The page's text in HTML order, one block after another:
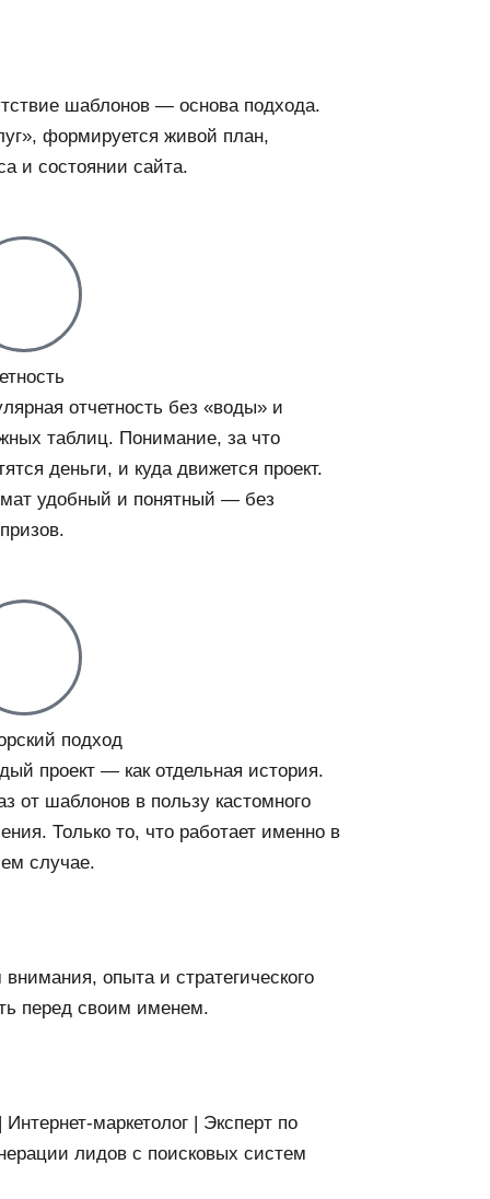
шаблонов — основа подхода.
формируется живой план,
и состоянии сайта.
отчетность без «воды» и
таблиц. Понимание, за что
деньги, и куда движется проект.
удобный и понятный — без
подход
проект — как отдельная история.
от шаблонов в пользу кастомного
Только то, что работает именно в
случае.
опыта и стратегического
перед своим именем.
маркетолог | Эксперт по
лидов с поисковых систем